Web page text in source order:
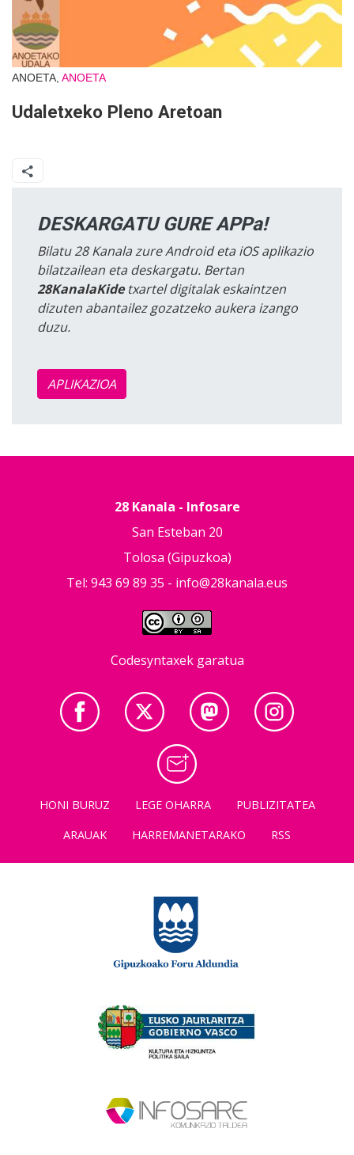
ANOETA, ANOETA
Udaletxeko Pleno Aretoan
DESKARGATU GURE APPa!
Bilatu 28 Kanala zure Android eta iOS aplikazio
bilatzailean eta deskargatu. Bertan
28KanalaKidetxartel digitalak eskaintzen
dizuten abantailez gozatzeko aukera izango
duzu.
APLIKAZIOA
28 Kanala - Infosare
San Esteban 20
Tolosa (Gipuzkoa)
Tel: 943 69 89 35 - info@28kanala.eus
Codesyntaxek garatua
HONI BURUZ LEGE OHARRA
PUBLIZITATEA
ARAUAK
HARREMANETARAKO RSS